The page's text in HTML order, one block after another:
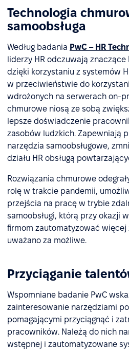
Technologia
samoobsługa
Według badania PwC – HR
liderzy HR odczuwają
dzięki korzystaniu z systemów
w przeciwieństwie do
wdrożonych na serwerach on-
chmurowe niosą ze sobą
lepsze doświadczenie
zasobów ludzkich. Zapewniają
narzędzia samoobsługowe,
działu HR obsługą
Rozwiązania chmurowe
rolę w trakcie pandemii,
przejścia na pracę w trybie
samoobsługi, którą przy okazji
firmom zautomatyzować więcej
uważano za możliwe.
Przyciąganie
Wspomniane badanie PwC
zainteresowanie narzędziami
pomagającymi przyciągnąć i
pracowników. Należą do nich
wstępnej i zautomatyzowane